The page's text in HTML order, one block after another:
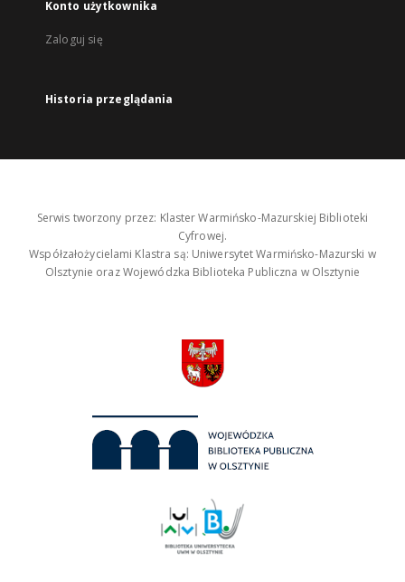
Konto użytkownika
Zaloguj się
Historia przeglądania
Serwis tworzony przez: Klaster Warmińsko-Mazurskiej Biblioteki
Cyfrowej.
Współzałożycielami Klastra są: Uniwersytet Warmińsko-Mazurski w
Olsztynie oraz Wojewódzka Biblioteka Publiczna w Olsztynie